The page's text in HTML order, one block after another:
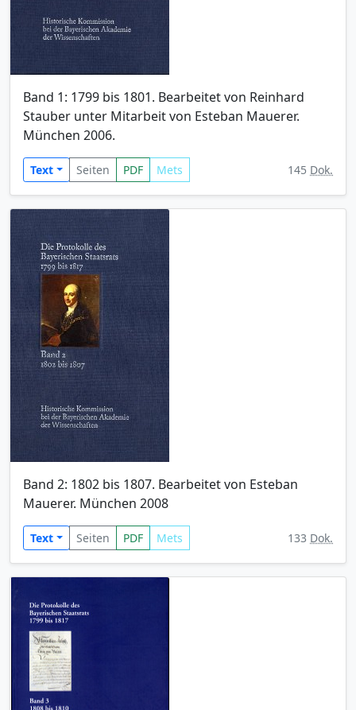
Band 1: 1799 bis 1801. Bearbeitet von Reinhard
Stauber unter Mitarbeit von Esteban Mauerer.
München 2006.
Text Seiten PDF Mets 145 Dok.
Band 2: 1802 bis 1807. Bearbeitet von Esteban
Mauerer. München 2008
Text Seiten PDF Mets 133 Dok.